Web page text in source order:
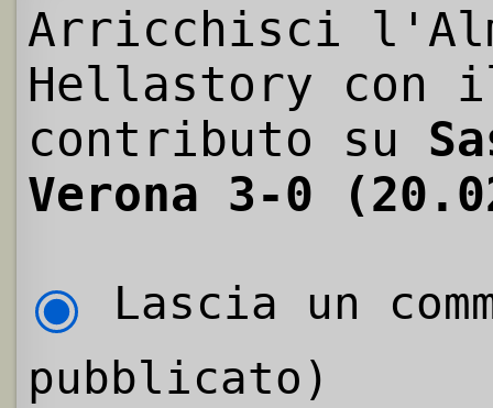
Arricchisci
Hellastory con
contributo su
Verona 3-0
Lascia un
pubblicato)